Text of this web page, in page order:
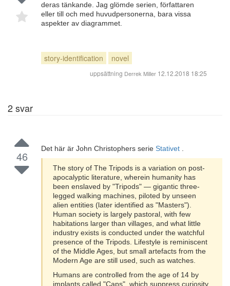
deras tänkande. Jag glömde serien, författaren
eller till och med huvudpersonerna, bara vissa
aspekter av diagrammet.
story-identification novel
uppsättning Derrek Miller 12.12.2018 18:25
2svar
46
Det här är John Christophers serie Stativet
The story of The Tripods is a variation on post-
apocalyptic literature, wherein humanity has
been enslaved by "Tripods" — gigantic three-
legged walking machines, piloted by unseen
alien entities (later identified as "Masters").
Human society is largely pastoral, with few
habitations larger than villages, and what little
industry exists is conducted under the watchful
presence of the Tripods. Lifestyle is reminiscent
of the Middle Ages, but small artefacts from the
Modern Age are still used, such as watches.
Humans are controlled from the age of 14 by
implants called "Caps", which suppress curiosity